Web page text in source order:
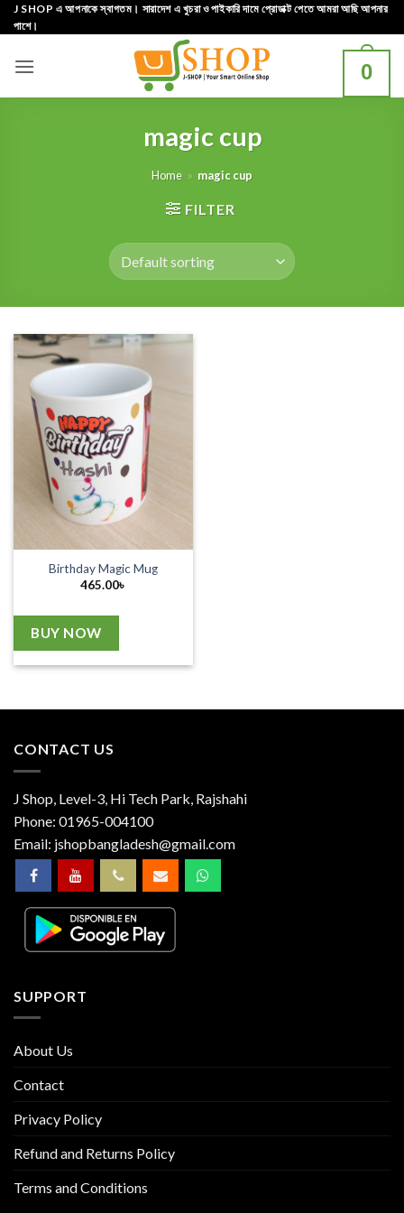
Skip
to
J SHOP এ আপনাকে স্বাগতম। সারাদেশ এ খুচরা ও পাইকারি দামে প্রোডাক্ট পেতে আমরা আছি আপনার
পাশে।
0
magic cup
Home » magic cup
FILTER
Birthday Magic Mug
465.00৳
BUY NOW
CONTACT US
J Shop, Level-3, Hi Tech Park, Rajshahi
Phone: 01965-004100
Email: jshopbangladesh@gmail.com
SUPPORT
About Us
Contact
Privacy Policy
Refund and Returns Policy
Terms and Conditions